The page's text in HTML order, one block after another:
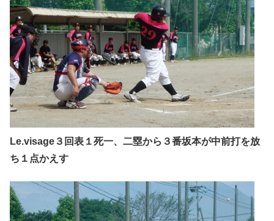
Le.visage３回表１死一、二塁から３番坂本が中前打を放
ち１点かえす